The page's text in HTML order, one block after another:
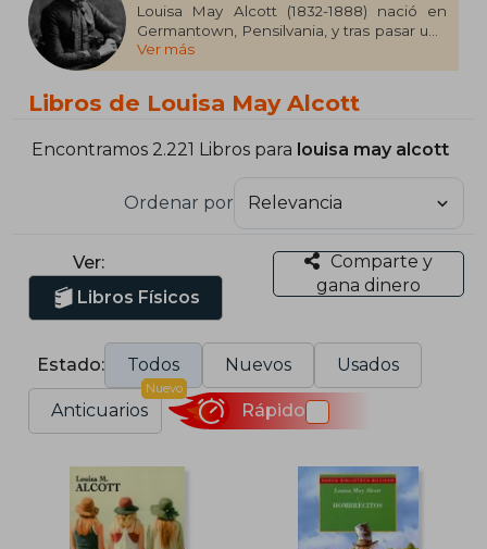
Louisa May Alcott (1832-1888) nació en
Germantown, Pensilvania, y tras pasar una
temporada en Boston, murió en Concord,
Massachusetts.
La energía y el espíritu independiente que
largo de toda su vida y la llevaron a aceptar
económicamente a su familia. En 1854
publicó su primer libro, Flower Fables, al
que siguieron más de treinta novelas y
iría siempre unido al de Mujercitas, una
novela que escribió entre mayo y julio de
1868 por encargo de sus editores.
Ver más
Libros de Louisa May Alcott
Encontramos 2.221 Libros para louisa may alcott
Ordenar por
Ver:
Libros Físicos
Comparte y
gana dinero
Estado: Todos Nuevos Usados
Anticuarios
Nuevo
Rápido